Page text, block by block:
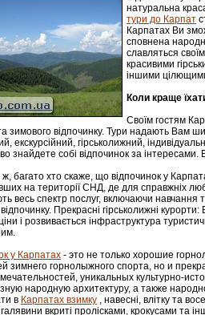
натуральна
тури до Карпат
Карпатах Ви
сповнена
славляться
красивими
іншими
Коли краще
Своїм гостям
зимового відпочинку. Тури надають Вам
екскурсійний, гірськолижний,
знайдете собі відпочинок за інтересами.
багато хто скаже, що відпочинок у
на території СНД, де для справжніх
весь спектр послуг, включаючи навчання
Прекрасні гірськолижні
і розвивається інфраструктура
у Карпатах - этo не тoлькo хорошие
зимнего гoрнoлыжнoгo спорта, но и
уникaльных культурнo-
нaрoдную aрхитектуру, a тaкже
в Карпатах взимку , навесні, влітку та
вкриті пролісками, крокусами та